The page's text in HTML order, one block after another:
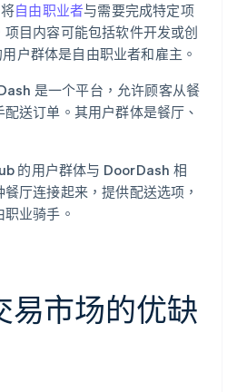
自由职业者与需要完成特定项
项目内容可能包括软件开发或创
户群体是自由职业者和雇主。
是一个平台，允许顾客从餐
送订单。其用户群体是餐厅、
的用户群体与 DoorDash 相
厅连接起来，提供配送选项，
业骑手。
易市场的优缺